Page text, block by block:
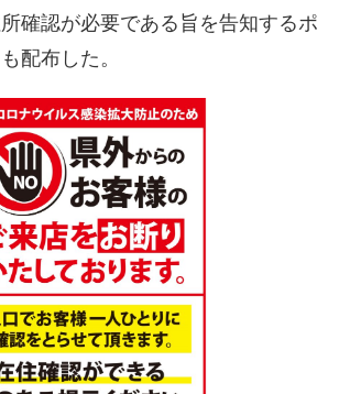
確認が必要である旨を告知するポ
配布した。